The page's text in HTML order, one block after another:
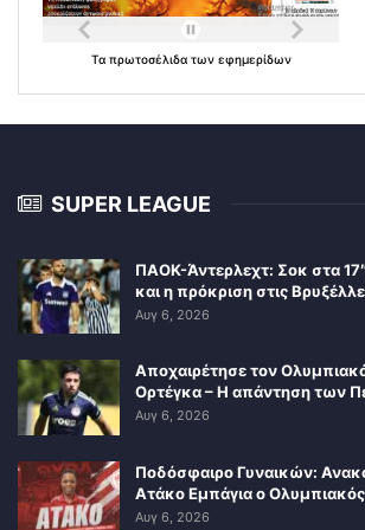
Τα πρωτοσέλιδα των εφημερίδων
SUPER LEAGUE
ΠΑΟΚ-Άντερλεχτ: Σοκ στα
και η πρόκριση στις
Αυγ 6, 2026
Αποχαιρέτησε τον
Ορτέγκα – Η απάντηση των
Αυγ 6, 2026
Ποδόσφαιρο Γυναικών:
Ατάκο Εμπάγια ο Ολυμπιακός
Αυγ 6, 2026